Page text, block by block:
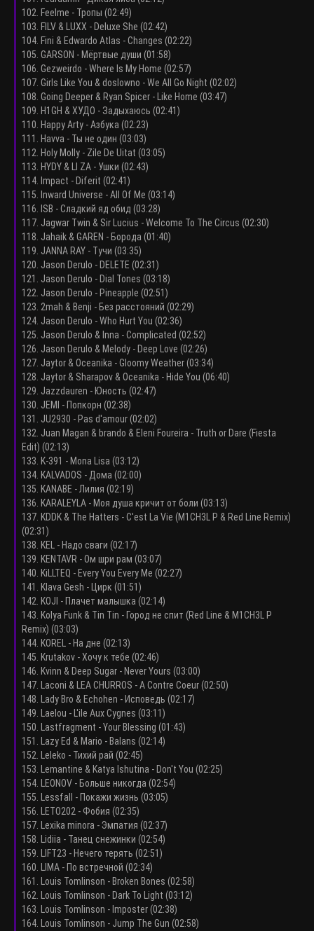
102. Feelme - Тропы (02:49)
103. FILV & LUXX - Deluxe She (02:42)
104. Fini & Edwardo Atlas - Changes (02:22)
105. GARSON - Мёртвые души (01:58)
106. Gezweirdo - Where Is My Home (02:57)
107. Girls Like You & doslowno - We All Go Night (02:02)
108. Going Deeper & Ryan Spicer - Like Home (03:47)
109. H1GH & ХУДО - Задыхаюсь (02:41)
110. Happy Arty - Азбука (02:23)
111. Havva - Ты не один (03:03)
112. Holy Molly - Zile De Uitat (03:05)
113. HYDY & LI ZA - Ушки (02:43)
114. Impact - Diferit (02:41)
115. Inward Universe - All Of Me (03:14)
116. ISB - Сладкий яд обид (03:28)
117. Jagwar Twin & Sir Lucius - Welcome To The Circus (02:30)
118. Jahaik & GAREN - Борода (01:40)
119. JANNA RAY - Тучи (03:35)
120. Jason Derulo - DELETE (02:31)
121. Jason Derulo - Dial Tones (03:18)
122. Jason Derulo - Pineapple (02:51)
123. 2mah & Benji - Без расстояний (02:29)
124. Jason Derulo - Who Hurt You (02:36)
125. Jason Derulo & Inna - Complicated (02:52)
126. Jason Derulo & Melody - Deep Love (02:26)
127. Jaytor & Oceanika - Gloomy Weather (03:34)
128. Jaytor & Sharapov & Oceanika - Hide You (06:40)
129. Jazzdauren - Юность (02:47)
130. JEMI - Попкорн (02:38)
131. JU2930 - Pas d'amour (02:02)
132. Juan Magan & brando & Eleni Foureira - Truth or Dare (Fiesta
Edit) (02:13)
133. K-391 - Mona Lisa (03:12)
134. KALVADOS - Дома (02:00)
135. KANABE - Лилия (02:19)
136. KARALEYLA - Моя душа кричит от боли (03:13)
137. KDDK & The Hatters - C'est La Vie (M1CH3L P & Red Line Remix)
(02:31)
138. KEL - Надо сваги (02:17)
139. KENTAVR - Ом шри рам (03:07)
140. KiLLTEQ - Every You Every Me (02:27)
141. Klava Gesh - Цирк (01:51)
142. KOJI - Плачет малышка (02:14)
143. Kolya Funk & Tin Tin - Город не спит (Red Line & M1CH3L P
Remix) (03:03)
144. KOREL - На дне (02:13)
145. Krutakov - Хочу к тебе (02:46)
146. Kvinn & Deep Sugar - Never Yours (03:00)
147. Laconi & LEA CHURROS - A Contre Coeur (02:50)
148. Lady Bro & Echohen - Исповедь (02:17)
149. Laelou - L'ile Aux Cygnes (03:11)
150. Lastfragment - Your Blessing (01:43)
151. Lazy Ed & Mario - Balans (02:14)
152. Leleko - Тихий рай (02:45)
153. Lemantine & Katya Ishutina - Don't You (02:25)
154. LEONOV - Больше никогда (02:54)
155. Lessfall - Покажи жизнь (03:05)
156. LETO202 - Фобия (02:35)
157. Lexika minora - Эмпатия (02:37)
158. Lidiia - Танец снежинки (02:54)
159. LIFT23 - Нечего терять (02:51)
160. LIMA - По встречной (02:34)
161. Louis Tomlinson - Broken Bones (02:58)
162. Louis Tomlinson - Dark To Light (03:12)
163. Louis Tomlinson - Imposter (02:38)
164. Louis Tomlinson - Jump The Gun (02:58)